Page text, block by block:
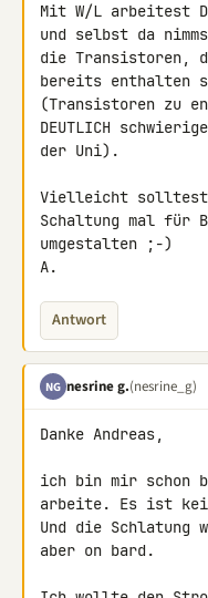
Mit W/L arbeitest
und selbst da
die Transistoren,
bereits enthalten
(Transistoren zu
DEUTLICH
der Uni).
Vielleicht solltest
Schaltung mal für
umgestalten ;-)
A.
Antwort
NG nesrine g.(nesrine_g)
Danke Andreas,
ich bin mir schon
arbeite. Es ist
Und die Schlatung
aber on bard.